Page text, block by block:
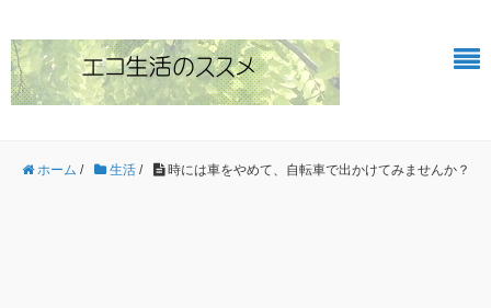
ホーム / 生活 / 時には車をやめて、自転車で出かけてみませんか？